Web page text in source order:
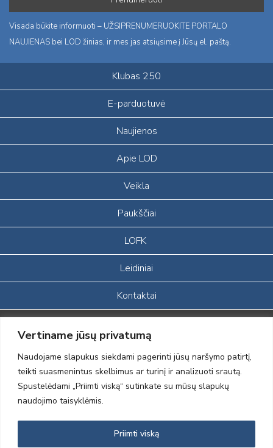
Vertiname jūsų privatumą
Naudojame slapukus siekdami pagerinti jūsų naršymo patirtį,
teikti suasmenintus skelbimus ar turinį ir analizuoti srautą.
Spustelėdami „Priimti viską“ sutinkate su mūsų slapukų
naudojimo taisyklėmis.
Priimti viską
Visada būkite informuoti – UŽSIPRENUMERUOKITE PORTALO
NAUJIENAS bei LOD žinias, ir mes jas atsiųsime į Jūsų el. paštą.
Klubas 250
E-parduotuvė
Naujienos
Apie LOD
Veikla
Paukščiai
LOFK
Leidiniai
Kontaktai
Portalas sukurtas įgyvendinant Lietuvos Respublikos, Europos
ekonominės erdvės ir Norvegijos finansinių mechanizmų iš dalies
finansuojamą paprojektį
„LOD visuomeninės /gamtosauginės veiklos sustiprinimas ir įvaizdžio
formavimas įtraukiant visuomenę į aplinkosauginių tyrimų veiklą“
(paprojekčio
įgyvendinimo sutarties numeris 2004-LT0008-NVO-1EEE/NOR-02-
2012 © Lietuvos Ornitologų Draugija © 2014, Visos teisės saugomos